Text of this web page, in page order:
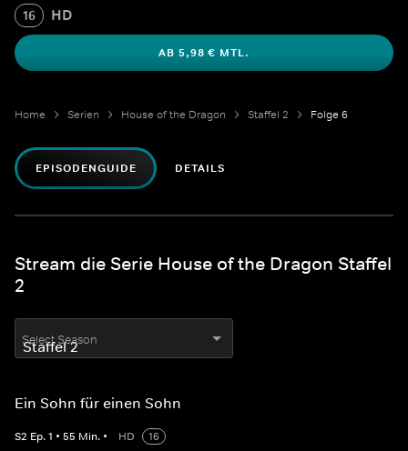
16 HD
AB 5,98 € MTL.
Home Serien House of the Dragon Staffel 2 Folge 6
EPISODENGUIDE DETAILS
Stream die Serie House of the Dragon Staffel
2
Select Season
Ein Sohn für einen Sohn
S2 Ep.1 • 55 Min. • HD
16